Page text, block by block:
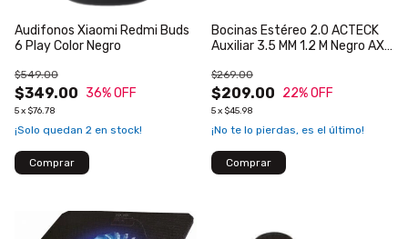
Audifonos Xiaomi Redmi Buds
6 Play Color Negro
$349.00
$549.00
36% OFF
5x $76.78
¡Solo quedan 2 en stock!
Bocinas Estéreo 2.0 ACTECK
Auxiliar 3.5 MM 1.2 M Negro AX-
$209.00
$269.00
22% OFF
5x $45.98
¡No te lo pierdas, es el último!